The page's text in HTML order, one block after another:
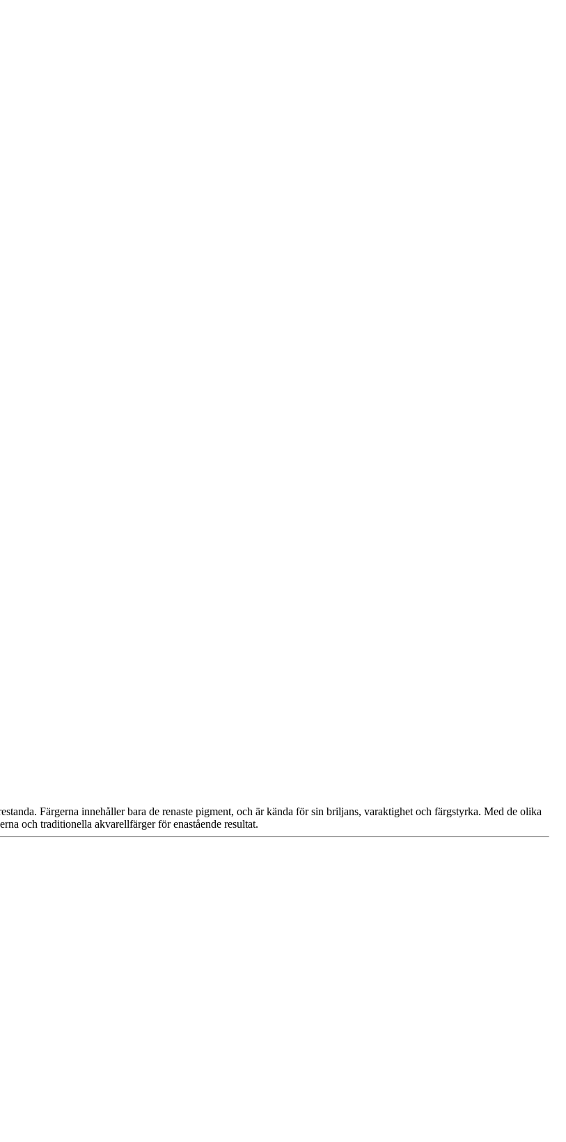
Färgerna innehåller bara de renaste pigment, och är kända för sin briljans, varaktighet och färgstyrka. Med de olika
och traditionella akvarellfärger för enastående resultat.